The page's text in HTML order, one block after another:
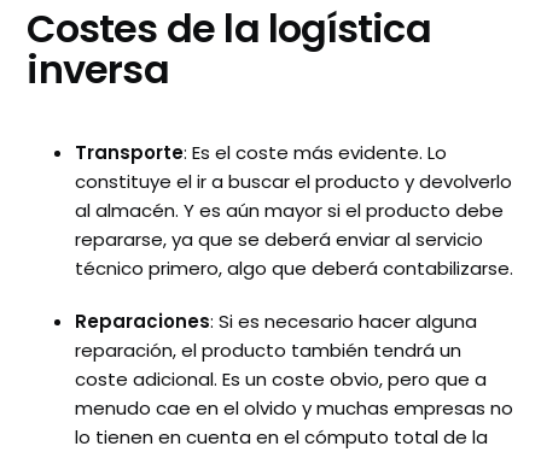
Costes de la logística
inversa
Transporte: Es el coste más evidente. Lo
constituye el ir a buscar el producto y devolverlo
al almacén. Y es aún mayor si el producto debe
repararse, ya que se deberá enviar al servicio
técnico primero, algo que deberá contabilizarse.
Reparaciones: Si es necesario hacer alguna
reparación, el producto también tendrá un
coste adicional. Es un coste obvio, pero que a
menudo cae en el olvido y muchas empresas no
lo tienen en cuenta en el cómputo total de la